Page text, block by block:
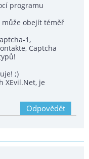
programu
může obejít téměř
1,
Captcha
;)
XEvil.Net, je
Odpovědět